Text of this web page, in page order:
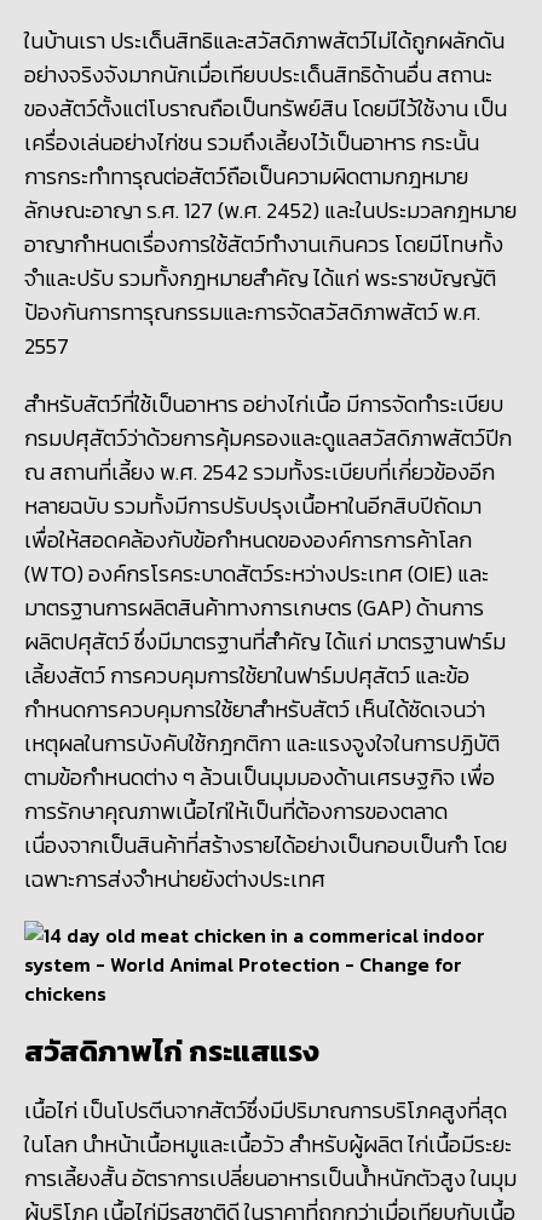
ในบ้านเรา ประเด็นสิทธิและสวัสดิภาพสัตว์ไม่ได้ถูกผลักดัน
อย่างจริงจังมากนักเมื่อเทียบประเด็นสิทธิด้านอื่น สถานะ
ของสัตว์ตั้งแต่โบราณถือเป็นทรัพย์สิน โดยมีไว้ใช้งาน เป็น
เครื่องเล่นอย่างไก่ชน รวมถึงเลี้ยงไว้เป็นอาหาร กระนั้น
การกระทำทารุณต่อสัตว์ถือเป็นความผิดตามกฎหมาย
ลักษณะอาญา ร.ศ. 127 (พ.ศ. 2452) และในประมวลกฎหมาย
อาญากำหนดเรื่องการใช้สัตว์ทำงานเกินควร โดยมีโทษทั้ง
จำและปรับ รวมทั้งกฎหมายสำคัญ ได้แก่ พระราชบัญญัติ
ป้องกันการทารุณกรรมและการจัดสวัสดิภาพสัตว์ พ.ศ.
2557
สำหรับสัตว์ที่ใช้เป็นอาหาร อย่างไก่เนื้อ มีการจัดทำระเบียบ
กรมปศุสัตว์ว่าด้วยการคุ้มครองและดูแลสวัสดิภาพสัตว์ปีก
ณ สถานที่เลี้ยง พ.ศ. 2542 รวมทั้งระเบียบที่เกี่ยวข้องอีก
หลายฉบับ รวมทั้งมีการปรับปรุงเนื้อหาในอีกสิบปีถัดมา
เพื่อให้สอดคล้องกับข้อกำหนดขององค์การการค้าโลก
(WTO) องค์กรโรคระบาดสัตว์ระหว่างประเทศ (OIE) และ
มาตรฐานการผลิตสินค้าทางการเกษตร (GAP) ด้านการ
ผลิตปศุสัตว์ ซึ่งมีมาตรฐานที่สำคัญ ได้แก่ มาตรฐานฟาร์ม
เลี้ยงสัตว์ การควบคุมการใช้ยาในฟาร์มปศุสัตว์ และข้อ
กำหนดการควบคุมการใช้ยาสำหรับสัตว์ เห็นได้ชัดเจนว่า
เหตุผลในการบังคับใช้กฎกติกา และแรงจูงใจในการปฏิบัติ
ตามข้อกำหนดต่าง ๆ ล้วนเป็นมุมมองด้านเศรษฐกิจ เพื่อ
การรักษาคุณภาพเนื้อไก่ให้เป็นที่ต้องการของตลาด
เนื่องจากเป็นสินค้าที่สร้างรายได้อย่างเป็นกอบเป็นกำ โดย
เฉพาะการส่งจำหน่ายยังต่างประเทศ
สวัสดิภาพไก่ กระแสแรง
เนื้อไก่ เป็นโปรตีนจากสัตว์ซึ่งมีปริมาณการบริโภคสูงที่สุด
ในโลก นำหน้าเนื้อหมูและเนื้อวัว สำหรับผู้ผลิต ไก่เนื้อมีระยะ
การเลี้ยงสั้น อัตราการเปลี่ยนอาหารเป็นน้ำหนักตัวสูง ในมุม
ผู้บริโภค เนื้อไก่มีรสชาติดี ในราคาที่ถูกกว่าเมื่อเทียบกับเนื้อ